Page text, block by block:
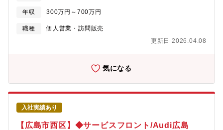
ていただきます。【具体的には】・ご来店いただいたお客様への
対応（要望ヒアリング）・整備士への指示・整備スケジュールの
調整・部品の発注や手配・代車の手配・その他事務処理やお客様
年収 300万円～700万円
職種
個人営業・訪問販売
更新日 2026.04.08
気になる
入社実績あり
【広島市西区】◆サービスフロント/Audi広島